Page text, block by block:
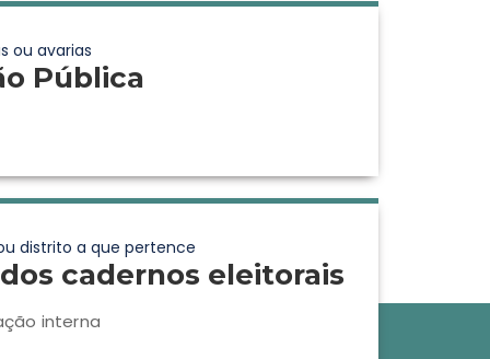
ou avarias
Pública
distrito a que pertence
cadernos eleitorais
interna